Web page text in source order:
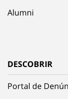
Alumni
DESCOBRIR
Portal de